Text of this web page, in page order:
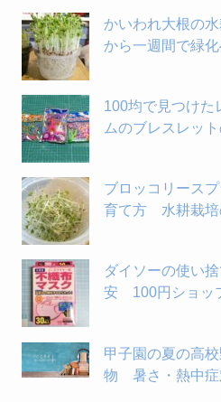
かいわれ大根の
から一週間で緑
100均で見つけた
ムのブレスレッ
ブロッコリース
育て方 水耕栽培
ダイソーの使い
安 100円ショッ
甲子園の夏の高
物 暑さ・熱中症